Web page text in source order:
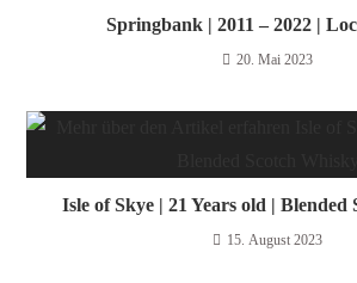
Springbank | 2011 – 2022 |
20. Mai 2023
Isle of Skye | 21 Years old | Blended
15. August 2023